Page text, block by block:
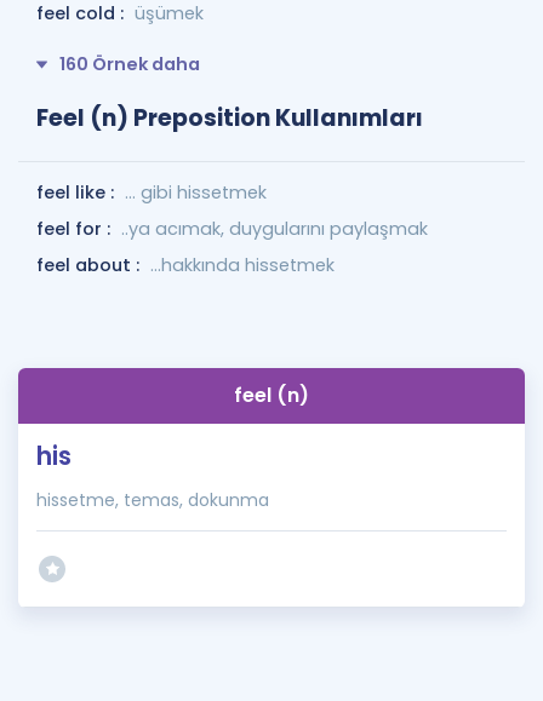
feel cold : üşümek
160 Örnek daha
Feel (n) Preposition Kullanımları
feel like : ... gibi hissetmek
feel for : ..ya acımak, duygularını paylaşmak
feel about : ...hakkında hissetmek
feel (n)
his
hissetme, temas, dokunma